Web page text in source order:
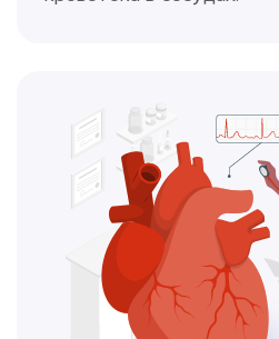
Чекапы
это комплексное обследование,
которое помогает оценить общее
состояние здоровья.